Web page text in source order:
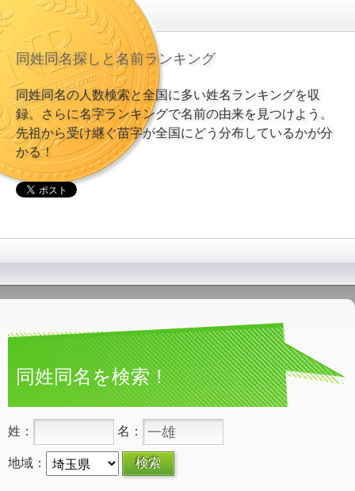
同姓同名探しと名前ランキング
同姓同名の人数検索と全国に多い姓名ランキングを収
録。さらに名字ランキングで名前の由来を見つけよう。
先祖から受け継ぐ苗字が全国にどう分布しているかが分
かる！
同姓同名を検索！
姓： 名：
地域：